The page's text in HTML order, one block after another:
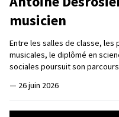
musicien
Entre les salles de classe,
musicales, le diplômé en
sociales poursuit son
— 26 juin 2026